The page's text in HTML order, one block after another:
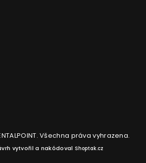
. Všechna práva vyhrazena.
vytvořil a nakódoval Shoptak.cz